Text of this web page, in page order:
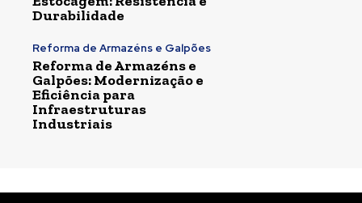
Durabilidade
Reforma de Armazéns e Galpões
Reforma de Armazéns e
Galpões: Modernização e
Eficiência para
Infraestruturas
Industriais